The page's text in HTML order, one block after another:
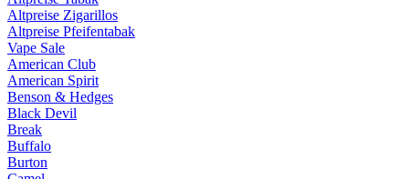
Altpreise Zigarillos
Altpreise Pfeifentabak
Vape Sale
American Club
American Spirit
Benson & Hedges
Black Devil
Break
Buffalo
Burton